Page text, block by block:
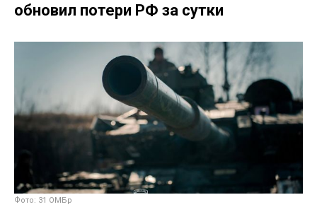
обновил потери РФ за сутки
Фото: 31 ОМБр